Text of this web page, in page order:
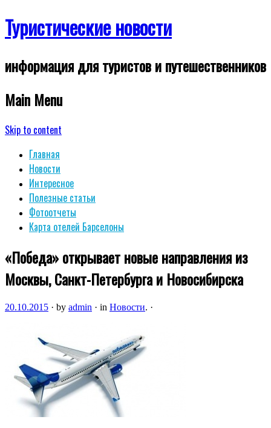
Туристические новости
информация для туристов и путешественников
Main Menu
Skip to content
Главная
Новости
Интересное
Полезные статьи
Фотоотчеты
Карта отелей Барселоны
«Победа» открывает новые направления из
Москвы, Санкт-Петербурга и Новосибирска
20.10.2015 · by admin · in Новости. ·